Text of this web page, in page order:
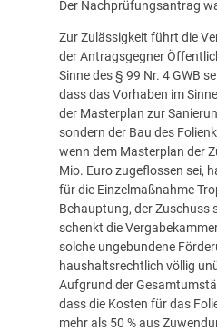
Der Nachprüfungsantrag
Zur Zulässigkeit führt die
der Antragsgegner
Sinne des § 99 Nr. 4 GWB
dass das Vorhaben im
der Masterplan zur
sondern der Bau des
wenn dem Masterplan der
Mio. Euro zugeflossen sei,
für die Einzelmaßnahme
Behauptung, der Zuschuss
schenkt die
solche ungebundene
haushaltsrechtlich völlig
Aufgrund der
dass die Kosten für das
mehr als 50 % aus